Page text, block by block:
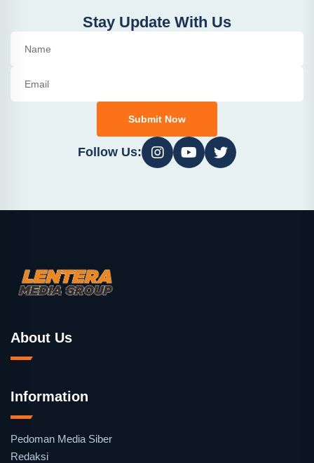
Stay Update With Us
Submit Now
Follow Us:
About Us
Information
Pedoman Media Siber
Redaksi